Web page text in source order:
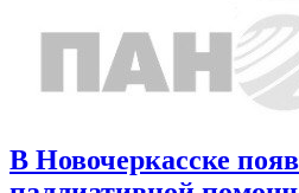
В Новочеркасске